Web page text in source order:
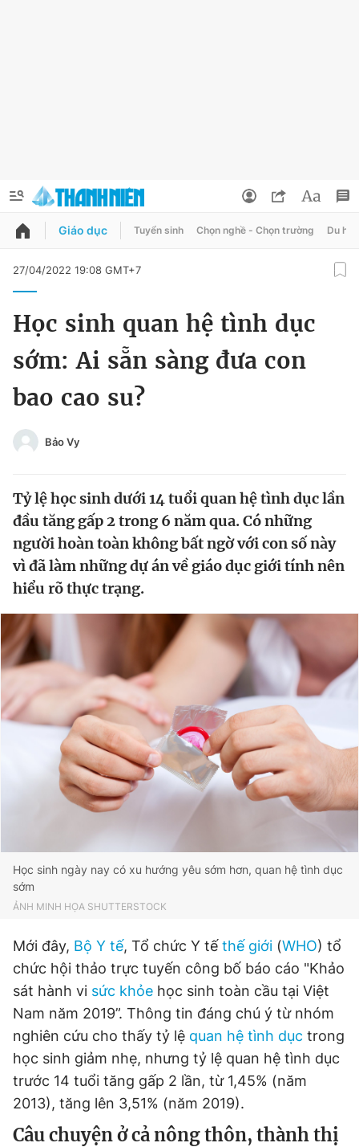
QUẢNG CÁO ĐẶT BÁO
Chuyên mục
Video Magazine
Sản phẩm khác
Thông tin tòa soạn Liên hệ quảng cáo
Đọc Thanh Niên trên điện thoại
Theo dõi báo trên
0908 780 404
Quảng cáo Tòa soạn
Tổng biên tập: Nguyễn Ngọc Toàn
Phó tổng biên tập thường trực: Hải Thành
Phó tổng biên tập: Lâm Hiếu Dũng
Phó tổng biên tập: Trần Việt Hưng
Tổng thư ký tòa soạn: Đức Trung
Giấy phép xuất bản số 110/GP - BTTTT cấp ngày 24.3.2020
© 2003-2026 Bản quyền thuộc về Báo Thanh Niên. Cấm sao
chép dưới mọi hình thức nếu không có sự chấp thuận bằng văn
bản. Phát triển bởi ePi Technologies, JSC.
Đổi mật khẩu
Tin đã lưu
Tin đã xem
Đăng xuất
Giáo dục Tuyển sinh Chọn nghề - Chọn trường Du học
27/04/2022 19:08 GMT+7
Học sinh quan hệ tình dục
sớm: Ai sẵn sàng đưa con
bao cao su?
Bảo Vy
Tỷ lệ học sinh dưới 14 tuổi quan hệ tình dục lần
đầu tăng gấp 2 trong 6 năm qua. Có những
người hoàn toàn không bất ngờ với con số này
vì đã làm những dự án về giáo dục giới tính nên
hiểu rõ thực trạng.
Học sinh ngày nay có xu hướng yêu sớm hơn, quan hệ tình dục
sớm
ẢNH MINH HỌA SHUTTERSTOCK
Mới đây, Bộ Y tế, Tổ chức Y tế thế giới (WHO) tổ
chức hội thảo trực tuyến công bố báo cáo "Khảo
sát hành vi sức khỏe học sinh toàn cầu tại Việt
Nam năm 2019”. Thông tin đáng chú ý từ nhóm
nghiên cứu cho thấy tỷ lệ quan hệ tình dục trong
học sinh giảm nhẹ, nhưng tỷ lệ quan hệ tình dục
trước 14 tuổi tăng gấp 2 lần, từ 1,45% (năm
2013), tăng lên 3,51% (năm 2019).
Câu chuyện ở cả nông thôn, thành thị